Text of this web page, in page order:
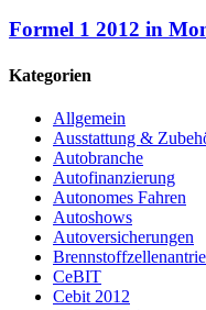
Formel 1 2012 in
Kategorien
Allgemein
Ausstattung &
Autobranche
Autofinanzierung
Autonomes Fahren
Autoshows
Autoversicherungen
CeBIT
Cebit 2012